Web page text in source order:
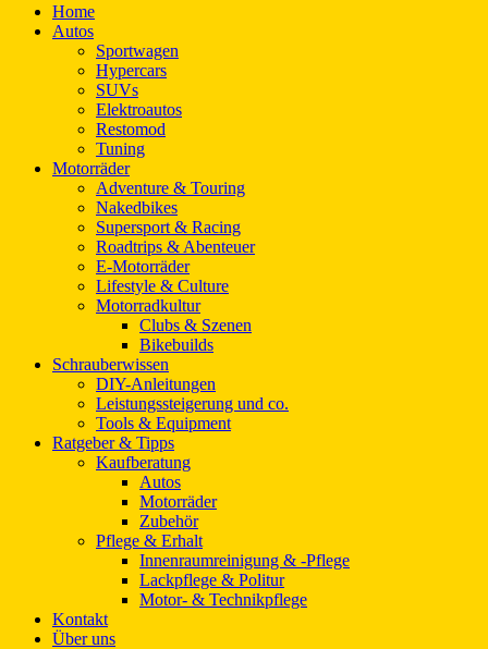
Home
Autos
Sportwagen
Hypercars
SUVs
Elektroautos
Restomod
Tuning
Motorräder
Adventure & Touring
Nakedbikes
Supersport & Racing
Roadtrips & Abenteuer
E-Motorräder
Lifestyle & Culture
Motorradkultur
Clubs & Szenen
Bikebuilds
Schrauberwissen
DIY-Anleitungen
Leistungssteigerung und co.
Tools & Equipment
Ratgeber & Tipps
Kaufberatung
Autos
Motorräder
Zubehör
Pflege & Erhalt
Innenraumreinigung & -Pflege
Lackpflege & Politur
Motor- & Technikpflege
Kontakt
Über uns